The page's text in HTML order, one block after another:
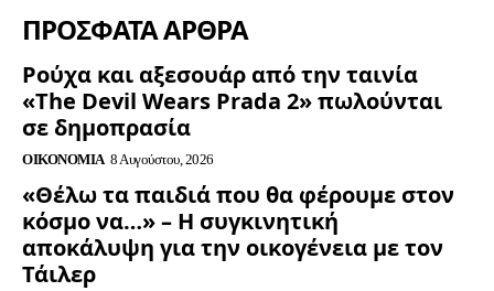
ΠΡΟΣΦΑΤΑ ΑΡΘΡΑ
Ρούχα και αξεσουάρ από την ταινία
«The Devil Wears Prada 2» πωλούνται
σε δημοπρασία
ΟΙΚΟΝΟΜΊΑ 8 Αυγούστου, 2026
«Θέλω τα παιδιά που θα φέρουμε στον
κόσμο να…» – Η συγκινητική
αποκάλυψη για την οικογένεια με τον
Τάιλερ